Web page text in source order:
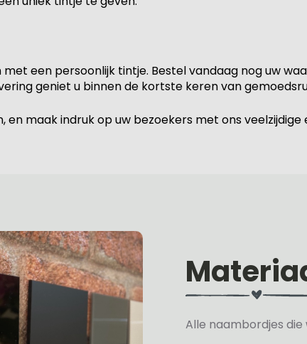
een persoonlijk tintje. Bestel vandaag nog uw
geniet u binnen de kortste keren van
en maak indruk op uw bezoekers met ons
Alle naambordjes